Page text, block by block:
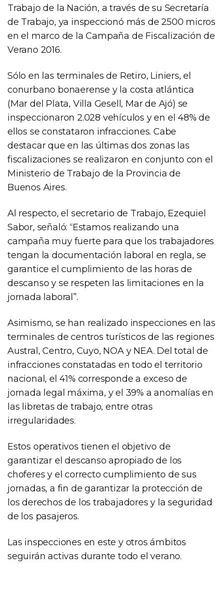
Trabajo de la Nación, a través de su Secretaría
de Trabajo, ya inspeccionó más de 2500 micros
en el marco de la Campaña de Fiscalización de
Verano 2016.
Sólo en las terminales de Retiro, Liniers, el
conurbano bonaerense y la costa atlántica
(Mar del Plata, Villa Gesell, Mar de Ajó) se
inspeccionaron 2.028 vehículos y en el 48% de
ellos se constataron infracciones. Cabe
destacar que en las últimas dos zonas las
fiscalizaciones se realizaron en conjunto con el
Ministerio de Trabajo de la Provincia de
Buenos Aires.
Al respecto, el secretario de Trabajo, Ezequiel
Sabor, señaló: “Estamos realizando una
campaña muy fuerte para que los trabajadores
tengan la documentación laboral en regla, se
garantice el cumplimiento de las horas de
descanso y se respeten las limitaciones en la
jornada laboral”.
Asimismo, se han realizado inspecciones en las
terminales de centros turísticos de las regiones
Austral, Centro, Cuyo, NOA y NEA. Del total de
infracciones constatadas en todo el territorio
nacional, el 41% corresponde a exceso de
jornada legal máxima, y el 39% a anomalías en
las libretas de trabajo, entre otras
irregularidades.
Estos operativos tienen el objetivo de
garantizar el descanso apropiado de los
choferes y el correcto cumplimiento de sus
jornadas, a fin de garantizar la protección de
los derechos de los trabajadores y la seguridad
de los pasajeros.
Las inspecciones en este y otros ámbitos
seguirán activas durante todo el verano.